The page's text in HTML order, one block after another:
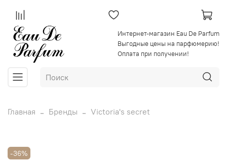
Интернет-магазин Eau De Parfum
Выгодные цены на парфюмерию!
Оплата при получении!
Главная Бренды Victoria's secret
-36%